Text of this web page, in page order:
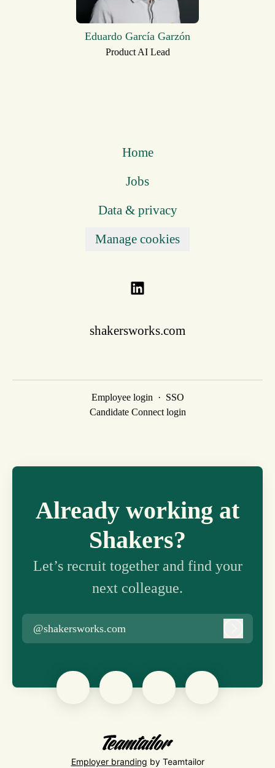
Eduardo García Garzón
Product AI Lead
Home
Jobs
Data & privacy
Manage cookies
shakersworks.com
Employee login · SSO
Candidate Connect login
Already working at
Shakers?
Let’s recruit together and find your
next colleague.
@shakersworks.com
Employer branding by Teamtailor